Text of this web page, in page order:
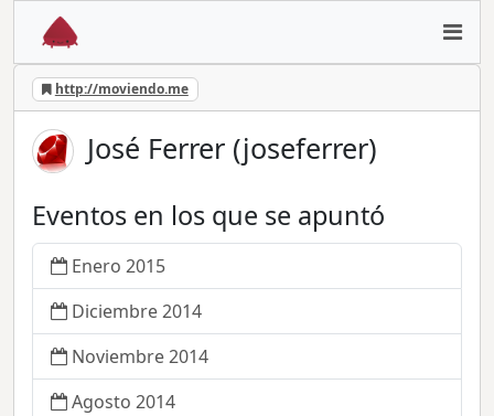
http://moviendo.me
José Ferrer (joseferrer)
Eventos en los que se apuntó
Enero 2015
Diciembre 2014
Noviembre 2014
Agosto 2014